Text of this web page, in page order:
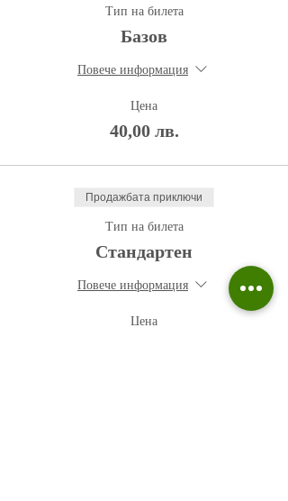
Тип на билета
Базов
Повече информация
Цена
40,00 лв.
Продажбата приключи
Тип на билета
Стандартен
Повече информация
Цена